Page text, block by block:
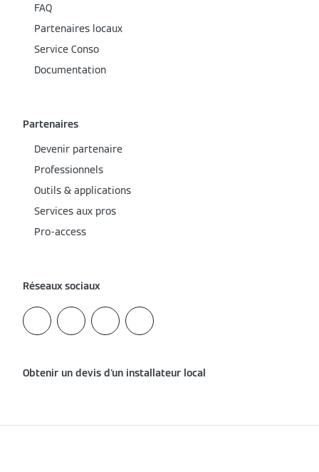
FAQ
Partenaires locaux
Service Conso
Documentation
Partenaires
Devenir partenaire
Professionnels
Outils & applications
Services aux pros
Pro-access
Réseaux sociaux
Obtenir un devis d'un installateur local